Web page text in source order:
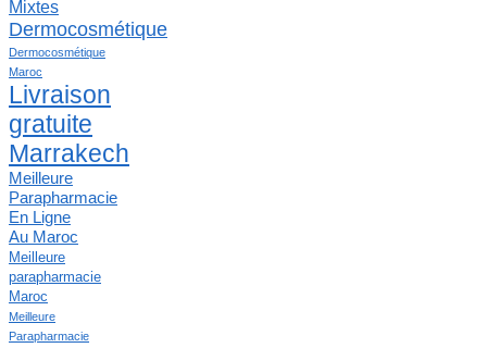
Mixtes
Dermocosmétique
Dermocosmétique
Maroc
Livraison
gratuite
Marrakech
Meilleure
Parapharmacie
En Ligne
Au Maroc
Meilleure
parapharmacie
Maroc
Meilleure
Parapharmacie